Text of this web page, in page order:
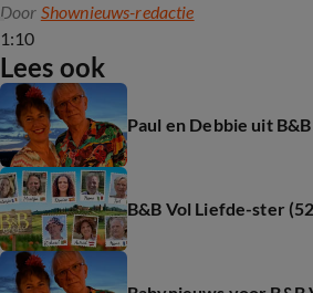
1:10
Door Shownieuws-redactie
Lees ook
Paul en Debbie uit
B&B Vol Liefde-ster